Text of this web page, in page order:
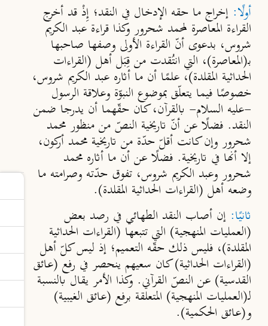
أولًا: إخراج ما حقه الإدخال في النقد؛ إِذْ قد أخرج
القراءة المعاصرة لمحمد شحرور وكذا قراءة عبد الكريم
شروس، بدعوى أنّ القراءة الأولى وصفها صاحبها
بـ(المعاصرة)، التي انتُقدت من قِبَل أهل (القراءات
الحداثية المقلدة)، علمًا أن ما أثاره عبد الكريم شروس،
خصوصًا فيما يتعلّق بموضوع النبوّة وعلاقة الرسول
-عليه السلام- بالقرآن، كان حقّهما أن يدرجا ضمن
النقد. فضلًا عن أنّ تاريخية النصّ من منظور محمد
شحرور وإن كانت أقلّ حدّة من تاريخية محمد أركون،
إلا أنها في تاريخية. فضلًا عن أن ما أثاره محمد
شحرور وعبد الكريم شروس، تفوق حدّته وصرامته ما
وضعه أهل (القراءات الحداثية المقلدة).
ثانيًا: إن أصاب النقد الطهائي في رصد بعض
(العمليات المنهجية) التي تتبعها (القراءات الحداثية
المقلدة)، فليس ذلك حقّه التعميم؛ إذ ليس كلّ أهل
(القراءات الحداثية) كان سعيهم ينحصر في رفع (عائق
القدسية) عن النصّ القرآني. وكذا الأمر يقال بالنسبة
لـ(العمليات المنهجية) المتعلقة برفع (عائق الغيبية)
و(عائق الحكمية).